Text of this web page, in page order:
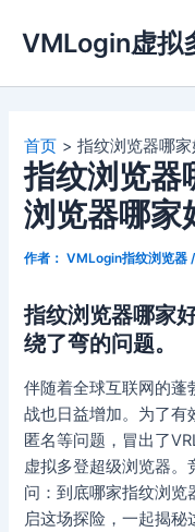
容
VMLogin虚拟
首页 指纹浏览器哪
指纹浏览器
浏览器哪家
作者： VMLogin指纹浏览器
指纹浏览器哪家
绕了弯的问题。
伴随着全球互联网的蓬
战也日益增加。为了有
匿名等问题，冒出了
虚拟多登超级浏览器。
问：到底哪家指纹浏览
启这场探险，一起揭秘